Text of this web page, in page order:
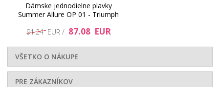
Dámske jednodielne plavky
Summer Allure OP 01 - Triumph
91.24 EUR / 87.08 EUR
VŠETKO O NÁKUPE
PRE ZÁKAZNÍKOV